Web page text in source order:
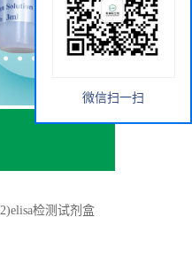
检测试剂盒
微信扫一扫